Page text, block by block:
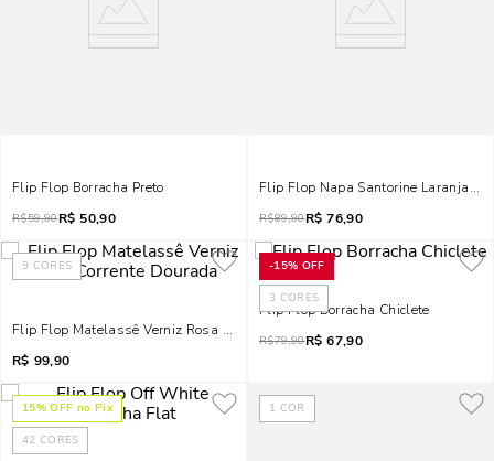
Flip Flop Borracha Preto
R$59,90R$ 50,90
Flip Flop Napa Santorine Laranja
R$89,90R$ 76,90
9 CORES
Flip Flop Matelassê Verniz Rosa Corrente Dourada
R$ 99,90
-15% OFF
3 CORES
Flip Flop Borracha Chiclete
R$79,90R$ 67,90
15% OFF no Pix
42 CORES
1 COR